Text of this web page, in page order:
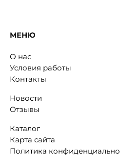
МЕНЮ
О нас
Условия работы
Контакты
Новости
Отзывы
Каталог
Карта сайта
Политика